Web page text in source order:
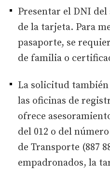
Presentar el DNI
de la tarjeta. Para
pasaporte, se
de familia o
La solicitud
las oficinas de
ofrece
del 012 o del
de Transporte (887
empadronados, la